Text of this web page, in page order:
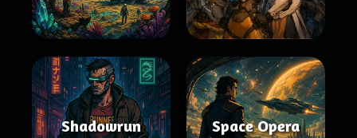
Shadowrun Space Opera